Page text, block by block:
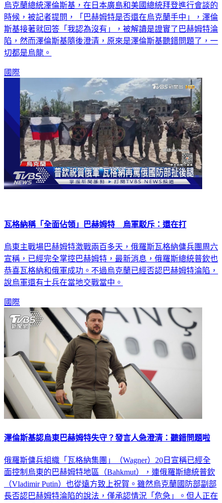
烏克蘭總統澤倫斯基，在日本廣島和美國總統拜登進行會談的
時候，被記者提問，「巴赫姆特是否還在烏克蘭手中」，澤倫
斯基接著就回答「我認為沒有」，被解讀是證實了巴赫姆特淪
陷，然而澤倫斯基隨後澄清，原來是澤倫斯基聽錯問題了，一
切都是烏龍。
國際
瓦格納稱「全面佔領」巴赫姆特 烏軍駁斥：還在打
烏東主戰場巴赫姆特激戰兩百多天，俄羅斯瓦格納傭兵團周六
宣稱，已經完全掌控巴赫姆特，最新消息，俄羅斯總統普欽也
恭喜瓦格納和俄軍成功。不過烏克蘭已經否認巴赫姆特淪陷，
說烏軍還有士兵在當地交戰當中。
國際
澤倫斯基認烏東巴赫姆特失守？發言人急澄清：聽錯問題啦
俄羅斯傭兵組織「瓦格納集團」（Wagner）20日宣稱已經全
面控制烏東的巴赫姆特地區（Bahkmut），連俄羅斯總統普欽
（Vladimir Putin）也從遠方致上祝賀。雖然烏克蘭國防部副部
長否認巴赫姆特淪陷的說法，僅承認情況「危急」。但人正在